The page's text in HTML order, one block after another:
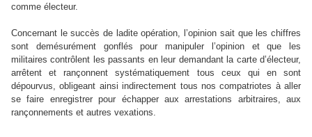
comme électeur.
Concernant le succès de ladite opération, l’opinion sait que les chiffres
sont demésurément gonflés pour manipuler l’opinion et que les
militaires contrôlent les passants en leur demandant la carte d’électeur,
arrêtent et rançonnent systématiquement tous ceux qui en sont
dépourvus, obligeant ainsi indirectement tous nos compatriotes à aller
se faire enregistrer pour échapper aux arrestations arbitraires, aux
rançonnements et autres vexations.